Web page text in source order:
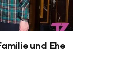
und Ehe